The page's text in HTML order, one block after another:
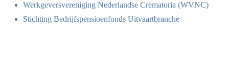
Werkgeversvereniging Nederlandse Crematoria (WVNC)
Stichting Bedrijfspensioenfonds Uitvaartbranche